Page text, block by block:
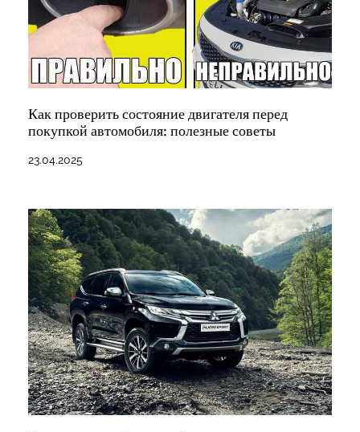
Как проверить состояние двигателя перед
покупкой автомобиля: полезные советы
23.04.2025